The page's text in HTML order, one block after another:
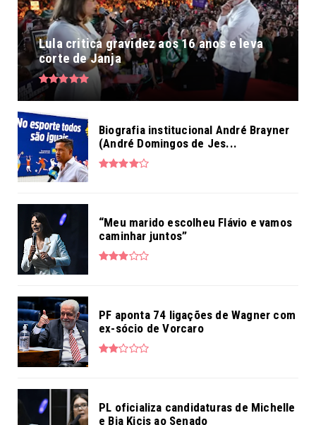
Lula critica gravidez aos 16 anos e leva
corte de Janja
Biografia institucional André Brayner
(André Domingos de Jes...
“Meu marido escolheu Flávio e vamos
caminhar juntos”
PF aponta 74 ligações de Wagner com
ex-sócio de Vorcaro
PL oficializa candidaturas de Michelle
e Bia Kicis ao Senado